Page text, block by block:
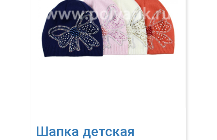
Шапка детская